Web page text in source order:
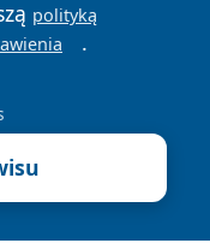
polityką
.